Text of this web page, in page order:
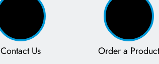
Contact Us Order a Product